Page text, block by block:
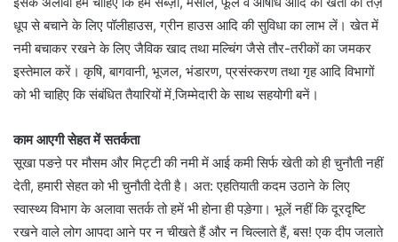
धूप से बचाने के लिए पॉलीहाउस, ग्रीन हाउस आदि की सुविधा का लाभ लें। खेत में
नमी बचाकर रखने के लिए जैविक खाद तथा मल्चिंग जैसे तौर-तरीकों का जमकर
इस्तेमाल करें। कृषि, बागवानी, भूजल, भंडारण, प्रसंस्करण तथा गृह आदि विभागों
को भी चाहिए कि संबंधित तैयारियों में जि़म्मेदारी के साथ सहयोगी बनें।
काम आएगी सेहत में सतर्कता
सूखा पङऩे पर मौसम और मिट्टी की नमी में आई कमी सिर्फ खेती को ही चुनौती नहीं
देती, हमारी सेहत को भी चुनौती देती है। अत: एहतियाती कदम उठाने के लिए
स्वास्थ्य विभाग के अलावा सतर्क तो हमें भी होना ही पङ़ेगा। भूलें नहीं कि दूरदृष्टि
रखने वाले लोग आपदा आने पर न चीखते हैं और न चिल्लाते हैं, बस! एक दीप जलाते